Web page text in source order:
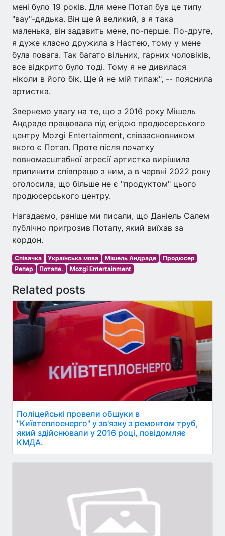
мені було 19 років. Для мене Потап був це типу
"вау"-дядька. Він ще й великий, а я така
маленька, він задавить мене, по-перше. По-друге,
я дуже класно дружила з Настею, тому у мене
була повага. Так багато вільних, гарних чоловіків,
все відкрито було тоді. Тому я не дивилася
ніколи в його бік. Ще й не мій типаж", -- пояснила
артистка.
Звернемо увагу на те, що з 2016 року Мішель
Андраде працювала під егідою продюсерського
центру Mozgi Entertainment, співзасновником
якого є Потап. Проте після початку
повномасштабної агресії артистка вирішила
припинити співпрацю з ним, а в червні 2022 року
оголосила, що більше не є "продуктом" цього
продюсерського центру.
Нагадаємо, раніше ми писали, що Даніель Салем
публічно пригрозив Потапу, який виїхав за
кордон.
Співачка Українська мова Мішель Андраде
Продюсер
Репер
Потапе. Mozgi Entertainment
Related posts
Поліцейські провели обшуки в
"Київтеплоенерго" у зв'язку з ремонтом труб,
який здійснювали у 2016 році, повідомляє
КМДА.